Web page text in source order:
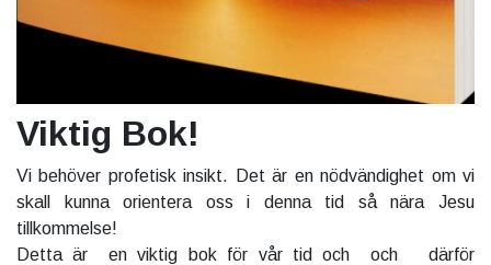
Viktig Bok!
Vi behöver profetisk insikt. Det är en nödvändighet om vi
skall kunna orientera oss i denna tid så nära Jesu
tillkommelse!
Detta är en viktig bok för vår tid och och därför